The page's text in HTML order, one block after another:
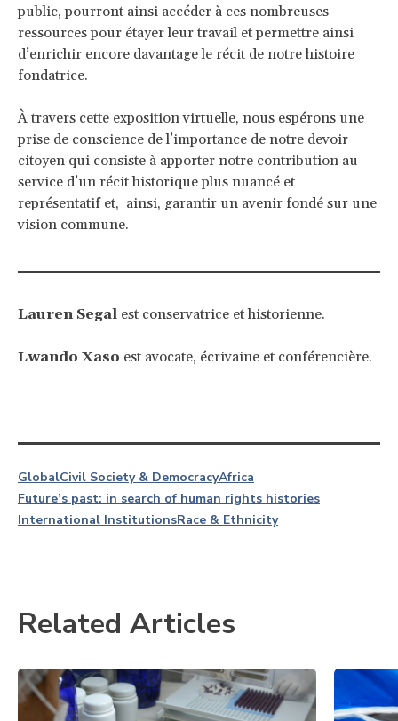
public, pourront ainsi accéder à ces nombreuses
ressources pour étayer leur travail et permettre ainsi
d’enrichir encore davantage le récit de notre histoire
fondatrice.
À travers cette exposition virtuelle, nous espérons une
prise de conscience de l’importance de notre devoir
citoyen qui consiste à apporter notre contribution au
service d’un récit historique plus nuancé et
représentatif et, ainsi, garantir un avenir fondé sur une
vision commune.
Lauren Segal est conservatrice et historienne.
Lwando Xaso est avocate, écrivaine et conférencière.
GlobalCivil Society & DemocracyAfrica
Future’s past: in search of human rights histories
International InstitutionsRace & Ethnicity
Related Articles